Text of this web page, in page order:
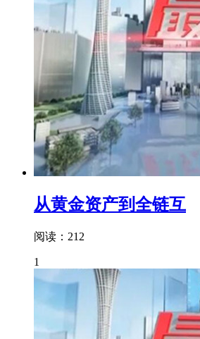
从黄金资产到全链互
阅读：212
1